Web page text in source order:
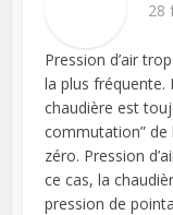
28
Pression d’air
la plus fréquente.
chaudière est
commutation” de
zéro. Pression
ce cas, la
pression de